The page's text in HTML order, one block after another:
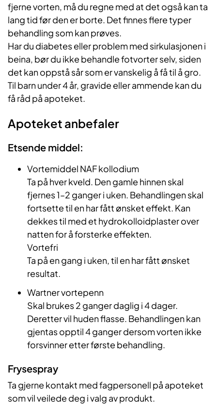
fjerne vorten, må du regne med at det også kan ta
lang tid før den er borte. Det finnes flere typer
behandling som kan prøves.
Har du diabetes eller problem med sirkulasjonen i
beina, bør du ikke behandle fotvorter selv, siden
det kan oppstå sår som er vanskelig å få til å gro.
Til barn under 4 år, gravide eller ammende kan du
få råd på apoteket.
Apoteket anbefaler
Etsende middel:
Vortemiddel NAF kollodium
Ta på hver kveld. Den gamle hinnen skal
fjernes 1–2 ganger i uken. Behandlingen skal
fortsette til en har fått ønsket effekt. Kan
dekkes til med et hydrokolloidplaster over
natten for å forsterke effekten.
Vortefri
Ta på en gang i uken, til en har fått ønsket
resultat.
Wartner vortepenn
Skal brukes 2 ganger daglig i 4 dager.
Deretter vil huden flasse. Behandlingen kan
gjentas opptil 4 ganger dersom vorten ikke
forsvinner etter første behandling.
Frysespray
Ta gjerne kontakt med fagpersonell på apoteket
som vil veilede deg i valg av produkt.